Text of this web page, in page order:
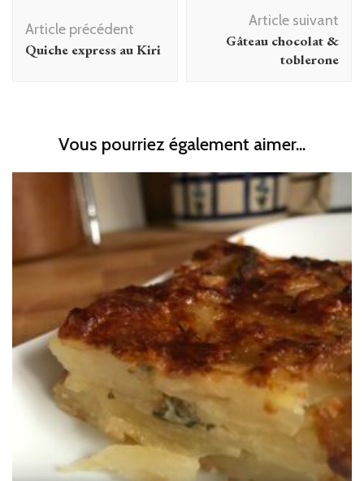
d'article
Article précédent
Quiche express au Kiri
Article suivant
Gâteau chocolat &
toblerone
Vous pourriez également aimer...